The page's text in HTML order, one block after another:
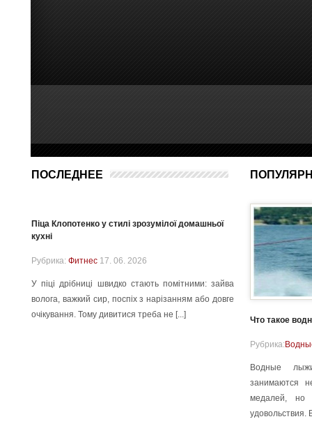
ПОСЛЕДНЕЕ
Піца Клопотенко у стилі зрозумілої домашньої
кухні
Рубрика: Фитнес 17. 06. 2026
У піці дрібниці швидко стають помітними: зайва
волога, важкий сир, поспіх з нарізанням або довге
очікування. Тому дивитися треба не [...]
Что такое
Рубрика:
Водные
занимаются
медалей, но
удовольствия.